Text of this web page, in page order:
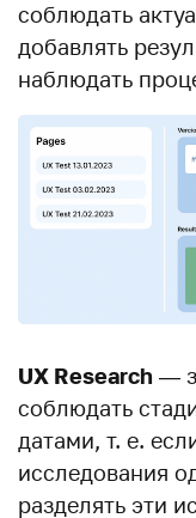
соблюдать
добавлять
наблюдать
UX Research —
соблюдать
датами, т. е.
исследования
разделять эти